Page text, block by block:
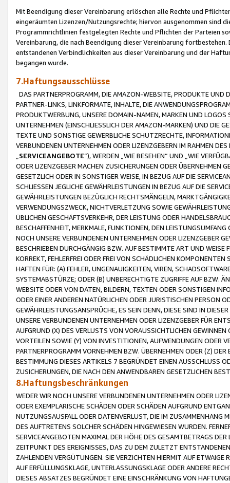
Mit Beendigung dieser Vereinbarung erlöschen alle Rechte und
eingeräumten Lizenzen/Nutzungsrechte; hiervon ausgenommen sind
Programmrichtlinien festgelegten Rechte und Pflichten der Parteien
Vereinbarung, die nach Beendigung dieser Vereinbarung
entstandenen Verbindlichkeiten aus dieser Vereinbarung und der
begangen wurde.
7.Haftungsausschlüsse
DAS PARTNERPROGRAMM, DIE AMAZON-WEBSITE, PRODUKTE UND
PARTNER-LINKS, LINKFORMATE, INHALTE, DIE
PRODUKTWERBUNG, UNSERE DOMAIN-NAMEN, MARKEN UND
UNTERNEHMEN (EINSCHLIESSLICH DER AMAZON-MARKEN) UND DIE
TEXTE UND SONSTIGE GEWERBLICHE SCHUTZRECHTE,
VERBUNDENEN UNTERNEHMEN ODER LIZENZGEBERN IM RAHMEN
SERVICEANGEBOTE“), WERDEN „WIE BESEHEN“ UND „WIE
ODER LIZENZGEBER MACHEN ZUSICHERUNGEN ODER ÜBERNEHMEN
GESETZLICH ODER IN SONSTIGER WEISE, IN BEZUG AUF DIE
SCHLIESSEN JEGLICHE GEWÄHRLEISTUNGEN IN BEZUG AUF DIE
GEWÄHRLEISTUNGEN BEZÜGLICH RECHTSMÄNGELN,
VERWENDUNGSZWECK, NICHTVERLETZUNG SOWIE
ÜBLICHEN GESCHÄFTSVERKEHR, DER LEISTUNG ODER
BESCHAFFENHEIT, MERKMALE, FUNKTIONEN, DEN
NOCH UNSERE VERBUNDENEN UNTERNEHMEN ODER LIZENZGEBER
BESCHRIEBEN DURCHGÄNGIG BZW. AUF BESTIMMTE ART UND
KORREKT, FEHLERFREI ODER FREI VON SCHÄDLICHEN
HAFTEN FÜR: (A) FEHLER, UNGENAUIGKEITEN, VIREN,
SYSTEMABSTÜRZE; ODER (B) UNBERECHTIGTE ZUGRIFFE AUF BZW.
WEBSITE ODER VON DATEN, BILDERN, TEXTEN ODER SONSTIGEN
ODER EINER ANDEREN NATÜRLICHEN ODER JURISTISCHEN PERSON
GEWÄHRLEISTUNGSANSPRÜCHE, ES SEIN DENN, DIESE SIND IN
UNSERE VERBUNDENEN UNTERNEHMEN ODER LIZENZGEBER FÜR
AUFGRUND (X) DES VERLUSTS VON VORAUSSICHTLICHEN
VORTEILEN SOWIE (Y) VON INVESTITIONEN, AUFWENDUNGEN ODER
PARTNERPROGRAMM VORNEHMEN BZW. ÜBERNEHMEN ODER (Z)
BESTIMMUNG DIESES ARTIKELS 7 BEGRÜNDET EINEN AUSSCHLUSS
ZUSICHERUNGEN, DIE NACH DEN ANWENDBAREN GESETZLICHEN
8.Haftungsbeschränkungen
WEDER WIR NOCH UNSERE VERBUNDENEN UNTERNEHMEN ODER
ODER EXEMPLARISCHE SCHÄDEN ODER SCHÄDEN AUFGRUND
NUTZUNGSAUSFALL ODER DATENVERLUST, DIE IM ZUSAMMENHANG
DES AUFTRETENS SOLCHER SCHÄDEN HINGEWIESEN WURDEN.
SERVICEANGEBOTEN MAXIMAL DER HÖHE DES GESAMTBETRAGS
ZEITPUNKT DES EREIGNISSES, DAS ZU DEM ZULETZT
ZAHLENDEN VERGÜTUNGEN. SIE VERZICHTEN HIERMIT AUF
AUF ERFÜLLUNGSKLAGE, UNTERLASSUNGSKLAGE ODER ANDERE
DIESES ABSATZES BEGRÜNDET EINE EINSCHRÄNKUNG VON